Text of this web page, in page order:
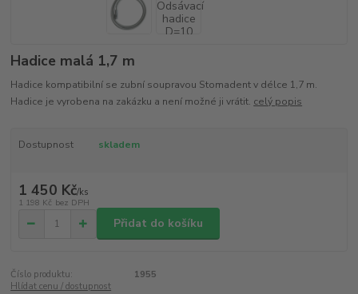
Hadice malá 1,7 m
Hadice kompatibilní se zubní soupravou Stomadent v délce 1,7 m.
Hadice je vyrobena na zakázku a není možné ji vrátit. celý popis
Dostupnost skladem
1 450 Kč/ks
1 198 Kč bez DPH
Přidat do košíku
Číslo produktu:
1955
Hlídat cenu / dostupnost